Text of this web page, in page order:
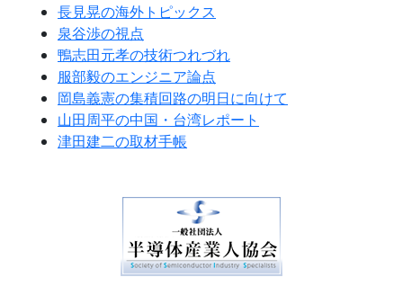
長見晃の海外トピックス
泉谷渉の視点
鴨志田元孝の技術つれづれ
服部毅のエンジニア論点
岡島義憲の集積回路の明日に向けて
山田周平の中国・台湾レポート
津田建二の取材手帳